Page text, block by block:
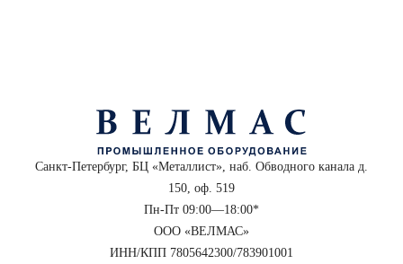
Санкт-Петербург, БЦ «Металлист», наб. Обводного канала д.
150, оф. 519
Пн-Пт 09:00—18:00*
ООО «ВЕЛМАС»
ИНН/КПП 7805642300/783901001